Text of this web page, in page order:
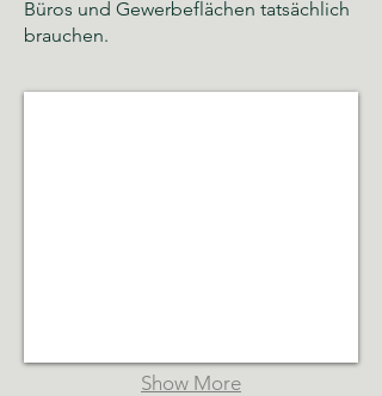
Büros und Gewerbeflächen tatsächlich
brauchen.
Show More